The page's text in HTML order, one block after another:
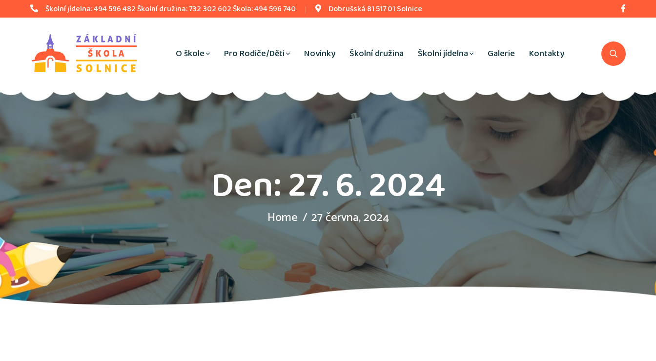
Školní jídelna: 494 596 482 Školní družina: 732 302 602 Škola: 494 596 740 Dobrušská 81 517 01 Solnice
O škole Pro Rodiče/Děti Novinky Školní družina Školní jídelna Galerie Kontakty
Den:27. 6. 2024
Home 27 června, 2024